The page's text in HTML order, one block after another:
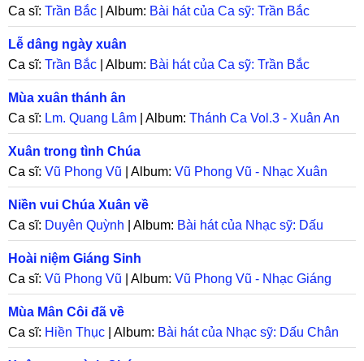
Ca sĩ: Trần Bắc | Album: Bài hát của Ca sỹ: Trần Bắc
Lễ dâng ngày xuân
Ca sĩ: Trần Bắc | Album: Bài hát của Ca sỹ: Trần Bắc
Mùa xuân thánh ân
Ca sĩ: Lm. Quang Lâm | Album: Thánh Ca Vol.3 - Xuân An
Bình
Xuân trong tình Chúa
Ca sĩ: Vũ Phong Vũ | Album: Vũ Phong Vũ - Nhạc Xuân
Niền vui Chúa Xuân về
Ca sĩ: Duyên Quỳnh | Album: Bài hát của Nhạc sỹ: Dấu
Chân
Hoài niệm Giáng Sinh
Ca sĩ: Vũ Phong Vũ | Album: Vũ Phong Vũ - Nhạc Giáng
Sinh
Mùa Mân Côi đã về
Ca sĩ: Hiền Thục | Album: Bài hát của Nhạc sỹ: Dấu Chân